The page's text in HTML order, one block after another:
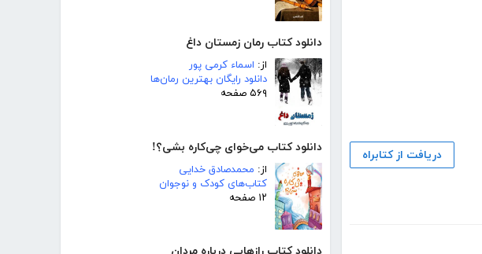
دانلود کتاب رمان زمستان داغ
از: اسماء کرمی پور
دانلود رایگان بهترین رمان‌ها
۵۶۹ صفحه
دانلود کتاب می‌خوای چی‌کاره بشی؟!
از: محمدصادق خدایی
کتاب‌های کودک و نوجوان
۱۲ صفحه
دریافت از کتابراه